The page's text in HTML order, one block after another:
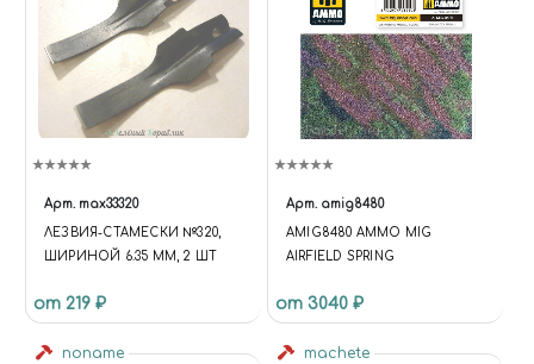
Арт. max33320
ЛЕЗВИЯ-СТАМЕСКИ №320,
ШИРИНОЙ 6.35 ММ, 2 ШТ
от 219 ₽
Арт. amig8480
AMIG8480 AMMO MIG
AIRFIELD SPRING
от 3040 ₽
noname machete